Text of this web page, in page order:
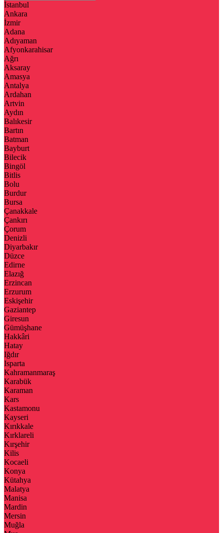
İstanbul
Ankara
İzmir
Adana
Adıyaman
Afyonkarahisar
Ağrı
Aksaray
Amasya
Antalya
Ardahan
Artvin
Aydın
Balıkesir
Bartın
Batman
Bayburt
Bilecik
Bingöl
Bitlis
Bolu
Burdur
Bursa
Çanakkale
Çankırı
Çorum
Denizli
Diyarbakır
Düzce
Edirne
Elazığ
Erzincan
Erzurum
Eskişehir
Gaziantep
Giresun
Gümüşhane
Hakkâri
Hatay
Iğdır
Isparta
Kahramanmaraş
Karabük
Karaman
Kars
Kastamonu
Kayseri
Kırıkkale
Kırklareli
Kırşehir
Kilis
Kocaeli
Konya
Kütahya
Malatya
Manisa
Mardin
Mersin
Muğla